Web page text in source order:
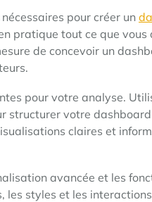
pour créer un
pratique tout ce que vous
de concevoir un
pour votre analyse.
structurer votre
claires et
avancée et les
les styles et les